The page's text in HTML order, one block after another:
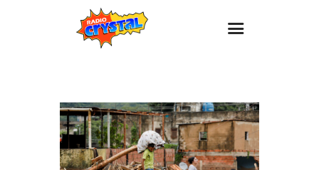
Estaciones
Eventos
Promociones